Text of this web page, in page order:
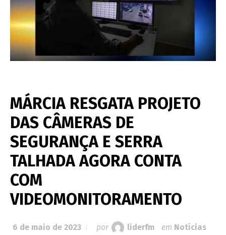
MÁRCIA RESGATA PROJETO
DAS CÂMERAS DE
SEGURANÇA E SERRA
TALHADA AGORA CONTA
COM
VIDEOMONITORAMENTO
6 de maio de 2023 por liderfm em Notícias